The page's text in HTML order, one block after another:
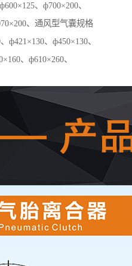
、ф700×200、
、通风型气囊规格
ф421×130、ф450×130、
、ф610×260、